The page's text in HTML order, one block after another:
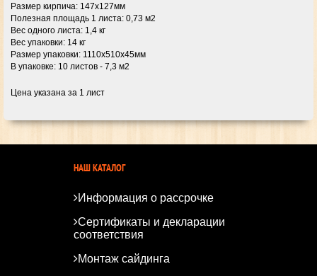
Размер кирпича: 147х127мм
Полезная площадь 1 листа: 0,73 м2
Вес одного листа: 1,4 кг
Вес упаковки: 14 кг
Размер упаковки: 1110х510х45мм
В упаковке: 10 листов - 7,3 м2
Цена указана за 1 лист
НАШ КАТАЛОГ
Информация о рассрочке
Сертификаты и декларации
соответствия
Монтаж сайдинга